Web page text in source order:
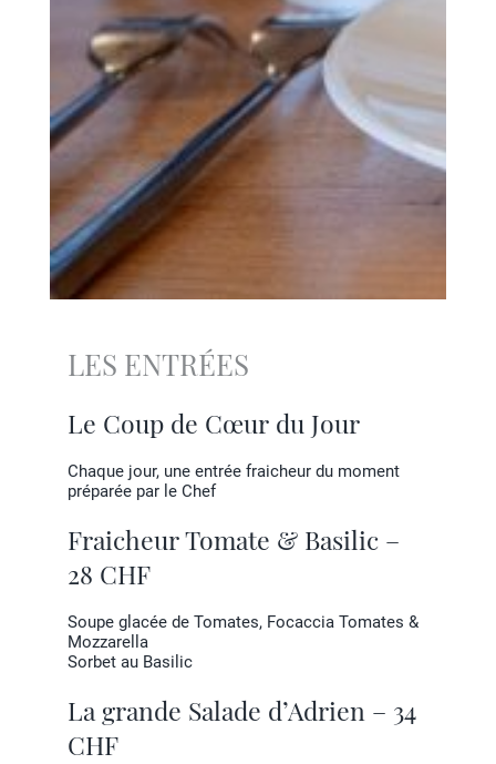
LES ENTRÉES
Le Coup de Cœur du Jour
Chaque jour, une entrée fraicheur du moment
préparée par le Chef
Fraicheur Tomate & Basilic –
28 CHF
Soupe glacée de Tomates, Focaccia Tomates &
Mozzarella
Sorbet au Basilic
La grande Salade d’Adrien – 34
CHF